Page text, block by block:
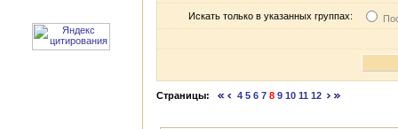
Искать только в указанных группах:
Страницы: 4 5 6 7 8 9 10 11 12